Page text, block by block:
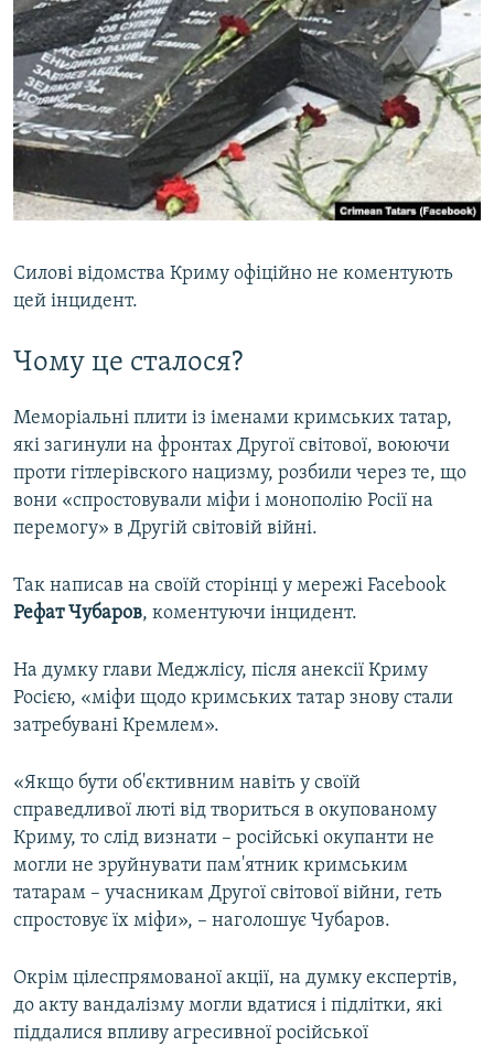
Силові відомства Криму офіційно не коментують
цей інцидент.
Чому це сталося?
Меморіальні плити із іменами кримських татар,
які загинули на фронтах Другої світової, воюючи
проти гітлерівского нацизму, розбили через те, що
вони «спростовували міфи і монополію Росії на
перемогу» в Другій світовій війні.
Так написав на своїй сторінці у мережі Facebook
Рефат Чубаров, коментуючи інцидент.
На думку глави Меджлісу, після анексії Криму
Росією, «міфи щодо кримських татар знову стали
затребувані Кремлем».
«Якщо бути об'єктивним навіть у своїй
справедливої люті від твориться в окупованому
Криму, то слід визнати – російські окупанти не
могли не зруйнувати пам'ятник кримським
татарам – учасникам Другої світової війни, геть
спростовує їх міфи», – наголошує Чубаров.
Окрім цілеспрямованої акції, на думку експертів,
до акту вандалізму могли вдатися і підлітки, які
піддалися впливу агресивної російської